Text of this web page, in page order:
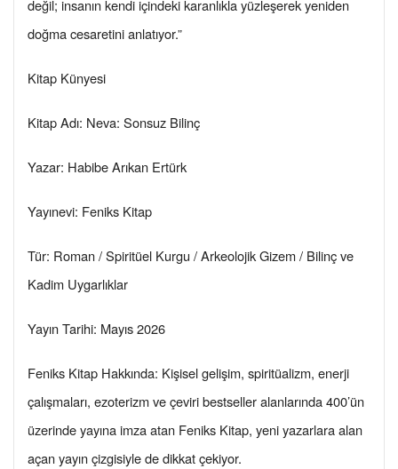
değil; insanın kendi içindeki karanlıkla yüzleşerek yeniden
doğma cesaretini anlatıyor.”
Kitap Künyesi
Kitap Adı: Neva: Sonsuz Bilinç
Yazar: Habibe Arıkan Ertürk
Yayınevi: Feniks Kitap
Tür: Roman / Spiritüel Kurgu / Arkeolojik Gizem / Bilinç ve
Kadim Uygarlıklar
Yayın Tarihi: Mayıs 2026
Feniks Kitap Hakkında: Kişisel gelişim, spiritüalizm, enerji
çalışmaları, ezoterizm ve çeviri bestseller alanlarında 400’ün
üzerinde yayına imza atan Feniks Kitap, yeni yazarlara alan
açan yayın çizgisiyle de dikkat çekiyor.